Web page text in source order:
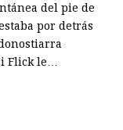
del pie de
por detrás
Flick le…